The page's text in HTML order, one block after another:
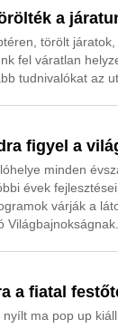
a
törölt
fel váratlan
tudnivalókat az
figyel a
minden
évek
várják a
Világbajnokságnak.
a fiatal
ma pop up